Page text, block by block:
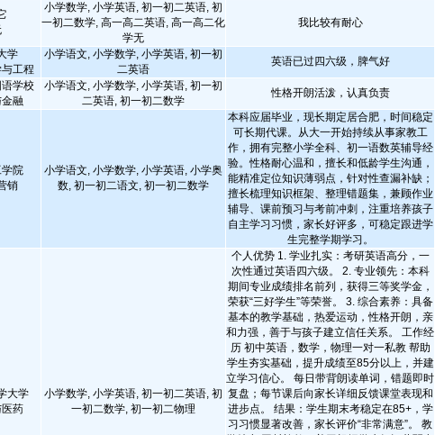
小学数学, 小学英语, 初一初二英语, 初
一初二数学, 高一高二英语, 高一高二化
学无
我比较有耐心
学
工程
小学语文, 小学数学, 小学英语, 初一初
二英语
英语已过四六级，脾气好
学校
融
小学语文, 小学数学, 小学英语, 初一初
二英语, 初一初二数学
性格开朗活泼，认真负责
院
销
小学语文, 小学数学, 小学英语, 小学奥
数, 初一初二语文, 初一初二数学
本科应届毕业，现长期定居合肥，时间稳定
可长期代课。从大一开始持续从事家教工
作，拥有完整小学全科、初一语数英辅导经
验。性格耐心温和，擅长和低龄学生沟通，
能精准定位知识薄弱点，针对性查漏补缺；
擅长梳理知识框架、整理错题集，兼顾作业
辅导、课前预习与考前冲刺，注重培养孩子
自主学习习惯，家长好评多，可稳定跟进学
生完整学期学习。
大学
药
小学数学, 小学英语, 初一初二英语, 初
一初二数学, 初一初二物理
个人优势 1. 学业扎实：考研英语高分，一
次性通过英语四六级。 2. 专业领先：本科
期间专业成绩排名前列，获得三等奖学金，
荣获“三好学生”等荣誉。 3. 综合素养：具备
基本的教学基础，热爱运动，性格开朗，亲
和力强，善于与孩子建立信任关系。 工作经
历 初中英语，数学，物理一对一私教 帮助
学生夯实基础，提升成绩至85分以上，并建
立学习信心。 每日带背朗读单词，错题即时
复盘；每节课后向家长详细反馈课堂表现和
进步点。 结果：学生期末考稳定在85+，学
习习惯显著改善，家长评价“非常满意”。 教